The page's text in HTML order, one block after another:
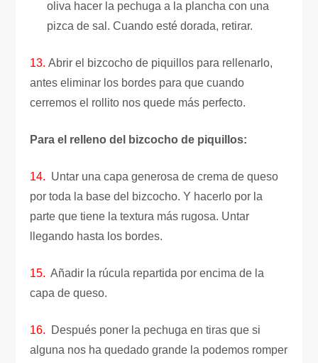
oliva hacer la pechuga a la plancha con una
pizca de sal. Cuando esté dorada, retirar.
13. Abrir el bizcocho de piquillos para rellenarlo,
antes eliminar los bordes para que cuando
cerremos el rollito nos quede más perfecto.
Para el relleno del bizcocho de piquillos:
14. Untar una capa generosa de crema de queso
por toda la base del bizcocho. Y hacerlo por la
parte que tiene la textura más rugosa. Untar
llegando hasta los bordes.
15. Añadir la rúcula repartida por encima de la
capa de queso.
16. Después poner la pechuga en tiras que si
alguna nos ha quedado grande la podemos romper